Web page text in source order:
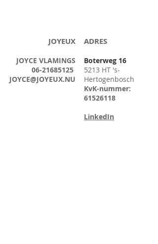
JOYEUX
JOYCE VLAMINGS
06-21685125
JOYCE@JOYEUX.NU
ADRES
Boterweg 16
5213 HT 's-
Hertogenbosch
KvK-nummer:
61526118
LinkedIn